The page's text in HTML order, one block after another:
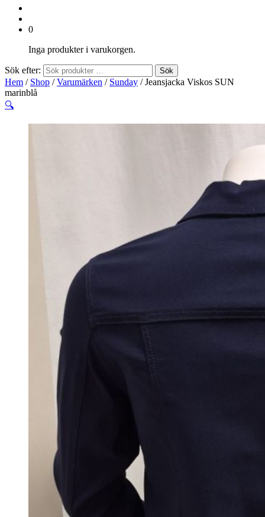
0
Inga produkter i varukorgen.
Sök efter: Sök
Hem / Shop /Varumärken / Sunday / Jeansjacka Viskos SUN
marinblå
🔍